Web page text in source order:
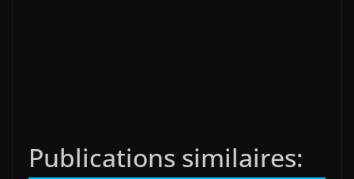
Publications similaires: